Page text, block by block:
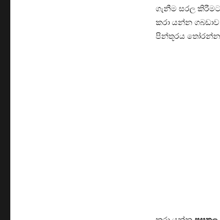
ගැනීම සරල
කරා යන්න
පින්තූරය